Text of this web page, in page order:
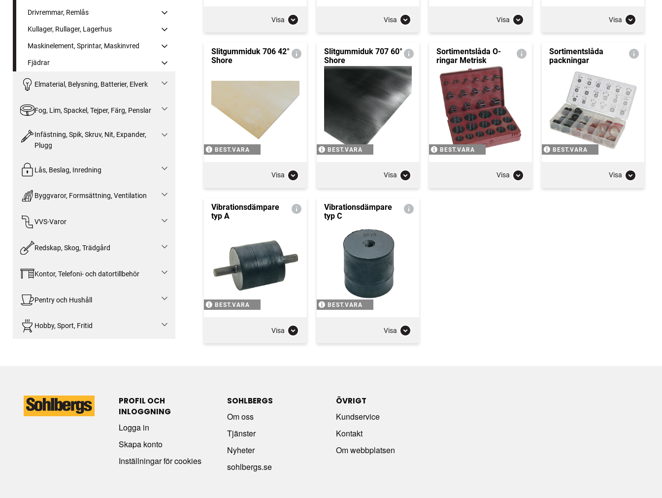
Drivremmar, Remlås
Kullager, Rullager, Lagerhus
Maskinelement, Sprintar, Maskinvred
Fjädrar
Elmaterial, Belysning, Batterier, Elverk
Fog, Lim, Spackel, Tejper, Färg, Penslar
Infästning, Spik, Skruv, Nit, Expander,
Plugg
Lås, Beslag, Inredning
Byggvaror, Formsättning, Ventilation
VVS-Varor
Redskap, Skog, Trädgård
Kontor, Telefoni- och datortillbehör
Pentry och Hushåll
Hobby, Sport, Fritid
Visa Visa Visa Visa
Slitgummiduk 706 42°
Shore
BEST.VARA
Visa
Slitgummiduk 707 60°
Shore
BEST.VARA
Visa
Sortimentslåda O-
ringar Metrisk
BEST.VARA
Visa
Sortimentslåda
packningar
BEST.VARA
Visa
Vibrationsdämpare
typ A
BEST.VARA
Visa
Vibrationsdämpare
typ C
BEST.VARA
Visa
PROFIL OCH
INLOGGNING
Logga in
Skapa konto
Inställningar för cookies
SOHLBERGS
Om oss
Tjänster
Nyheter
sohlbergs.se
ÖVRIGT
Kundservice
Kontakt
Om webbplatsen